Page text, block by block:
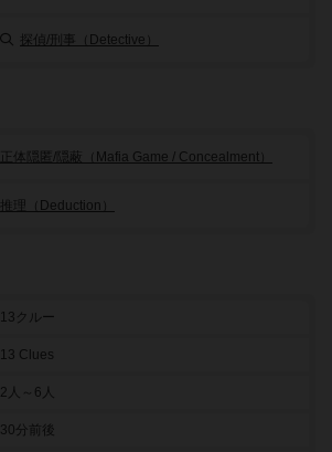
探偵/刑事（Detective）
正体隠匿/隠蔽（Mafia Game / Concealment）
推理（Deduction）
13クルー
13 Clues
2人～6人
30分前後